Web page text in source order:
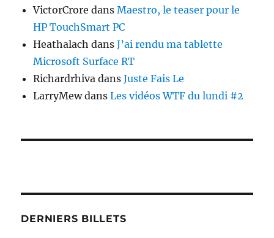
VictorCrore dansMaestro, le teaser pour le
HP TouchSmart PC
Heathalach dansJ’ai rendu ma tablette
Microsoft Surface RT
Richardrhiva dansJuste Fais Le
LarryMewdansLes vidéos WTF du lundi #2
DERNIERS BILLETS